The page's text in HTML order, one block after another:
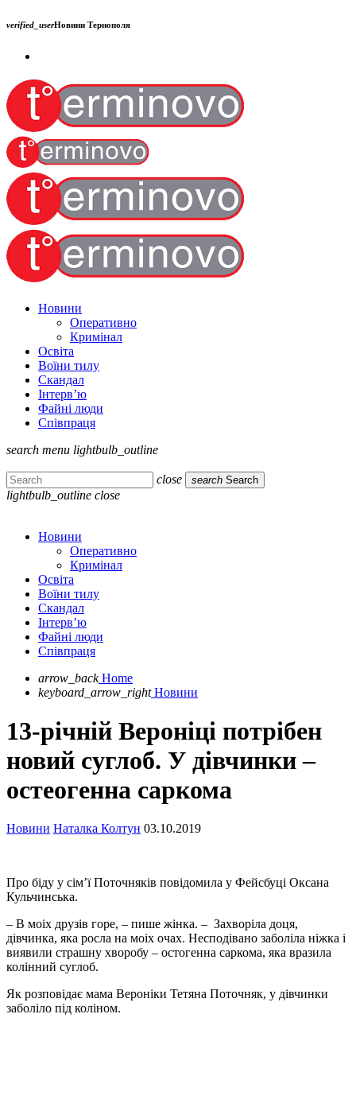
verified_userНовини Тернополя
Новини
Оперативно
Кримінал
Освіта
Воїни тилу
Скандал
Інтерв’ю
Файні люди
Співпраця
search menu lightbulb_outline
close search Search
lightbulb_outline close
Новини
Оперативно
Кримінал
Освіта
Воїни тилу
Скандал
Інтерв’ю
Файні люди
Співпраця
arrow_back Home
keyboard_arrow_right Новини
13-річній Вероніці потрібен
новий суглоб. У дівчинки –
остеогенна саркома
Новини Наталка Колтун 03.10.2019
Про біду у сім’ї Поточняків повідомила у Фейсбуці Оксана
Кульчинська.
– В моіх друзів горе, – пише жінка. – Захворіла доця,
дівчинка, яка росла на моіх очах. Несподівано заболіла ніжка і
виявили страшну хворобу – остогенна саркома, яка вразила
колінний суглоб.
Як розповідає мама Вероніки Тетяна Поточняк, у дівчинки
заболіло під коліном.